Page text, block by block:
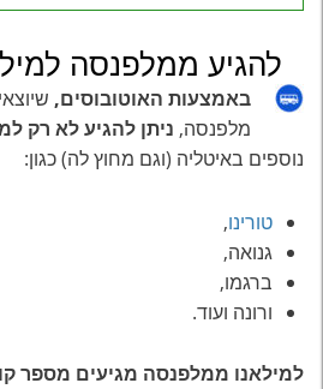
להגיע ממלפנסה
באמצעות האוטובוסים,
מלפנסה, ניתן להגיע לא רק
נוספים באיטליה (וגם מחוץ לה) כגון:
טורינו,
גנואה,
ברגמו,
ורונה ועוד.
למילאנו ממלפנסה מגיעים מספר